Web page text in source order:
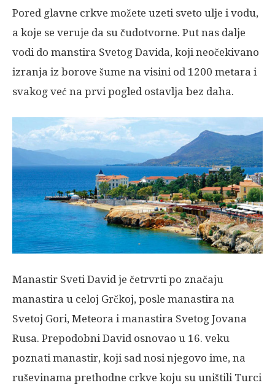
Pored glavne crkve možete uzeti sveto ulje i vodu,
a koje se veruje da su čudotvorne. Put nas dalje
vodi do manstira Svetog Davida, koji neočekivano
izranja iz borove šume na visini od 1200 metara i
svakog već na prvi pogled ostavlja bez daha.
Manastir Sveti David je četrvrti po značaju
manastira u celoj Grčkoj, posle manastira na
Svetoj Gori, Meteora i manastira Svetog Jovana
Rusa. Prepodobni David osnovao u 16. veku
poznati manastir, koji sad nosi njegovo ime, na
ruševinama prethodne crkve koju su uništili Turci